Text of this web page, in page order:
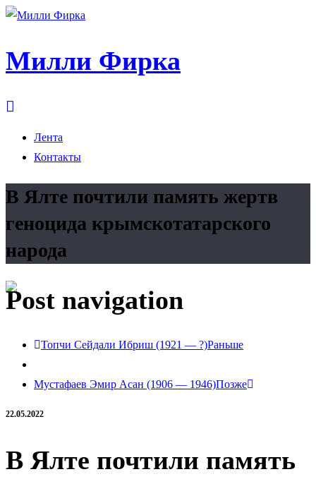
Милли Фирка
Лента
Контакты
В Ялте почтили память жертв
геноцида крымскотатарского
народа
Post navigation
Топчи Сейдали Ибриш (1921 — ?)Раньше
Мустафаев Эмир Асан (1906 — 1946)Позже
22.05.2022
В Ялте почтили память